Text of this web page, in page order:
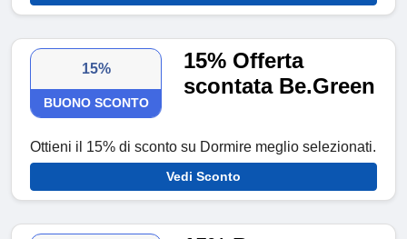
15%
BUONO SCONTO
15% Offerta
scontata Be.Green
Ottieni il 15% di sconto su Dormire meglio selezionati.
Vedi Sconto